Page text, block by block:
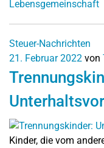
Lebensgemeinschaft
Steuer-Nachrichten
21. Februar 2022 von
Kinder, die vom